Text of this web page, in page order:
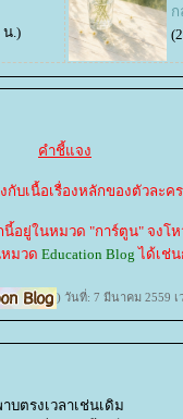
น.)
คำชี้แจง
กับเนื้อเรื่องหลักของตัวละค
นี้อยู่ในหมวด "การ์ตูน" จงโ
หมวด Education Blog ได้เช่
) วันที่: 7 มีนาคม 2559 เ
บตรงเวลาเช่นเดิม